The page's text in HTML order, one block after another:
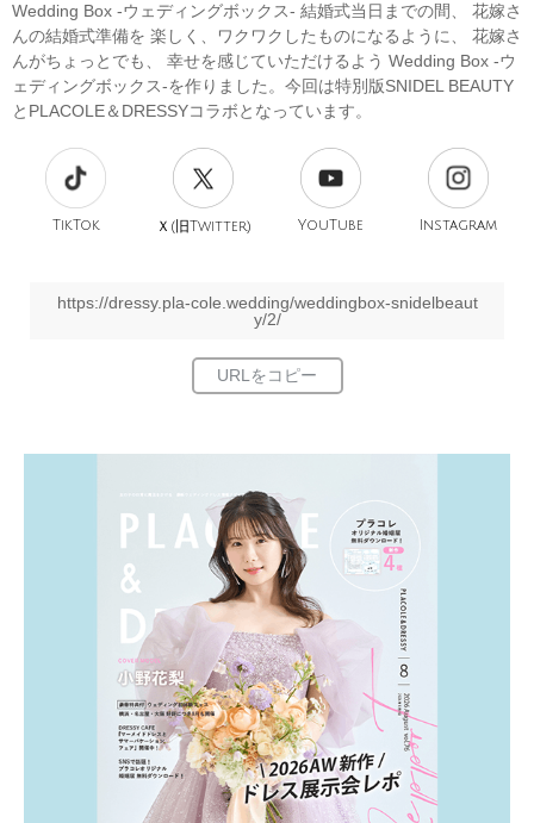
Wedding Box -ウェディングボックス- 結婚式当日までの間、 花嫁さ
んの結婚式準備を 楽しく、ワクワクしたものになるように、 花嫁さ
んがちょっとでも、 幸せを感じていただけるよう Wedding Box -ウ
ェディングボックス-を作りました。今回は特別版SNIDEL BEAUTY
とPLACOLE＆DRESSYコラボとなっています。
TikTok Ｘ(旧Twitter) YouTube Instagram
https://dressy.pla-cole.wedding/weddingbox-snidelbeaut
y/2/